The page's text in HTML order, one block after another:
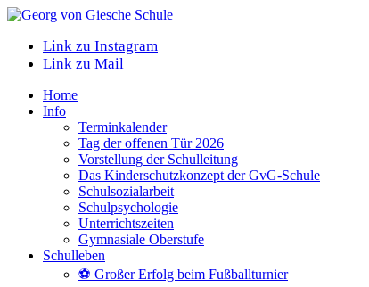
Link zu Instagram
Link zu Mail
Home
Info
Terminkalender
Tag der offenen Tür 2026
Vorstellung der Schulleitung
Das Kinderschutzkonzept der GvG-Schule
Schulsozialarbeit
Schulpsychologie
Unterrichtszeiten
Gymnasiale Oberstufe
Schulleben
⚽ Großer Erfolg beim Fußballturnier